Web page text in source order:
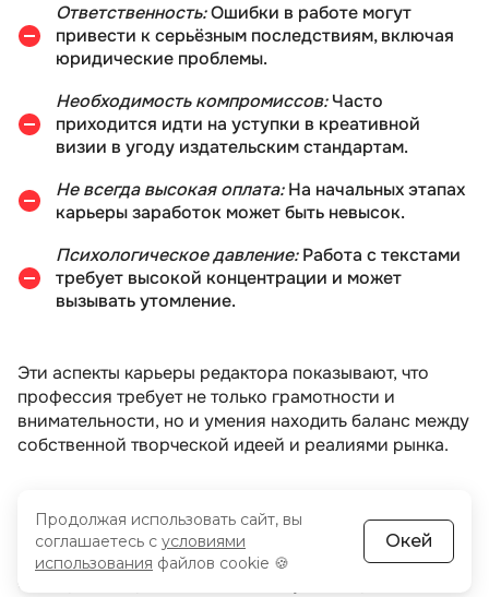
Ответственность:Ошибки в работе могут
привести к серьёзным последствиям, включая
юридические проблемы.
Необходимость компромиссов:Часто
приходится идти на уступки в креативной
визии в угоду издательским стандартам.
Не всегда высокая оплата:На начальных этапах
карьеры заработок может быть невысок.
Психологическое давление:Работа с текстами
требует высокой концентрации и может
вызывать утомление.
Эти аспекты карьеры редактора показывают, что
профессия требует не только грамотности и
внимательности, но и умения находить баланс между
собственной творческой идеей и реалиями рынка.
Как стать специалистом по
редактуре
Продолжая использовать сайт, вы
соглашаетесь с условиями
использования файлов cookie 🍪
Окей